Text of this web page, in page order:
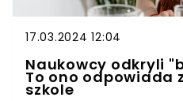
17.03.2024 12:04
Naukowcy odkryli
To ono odpowiada
szkole